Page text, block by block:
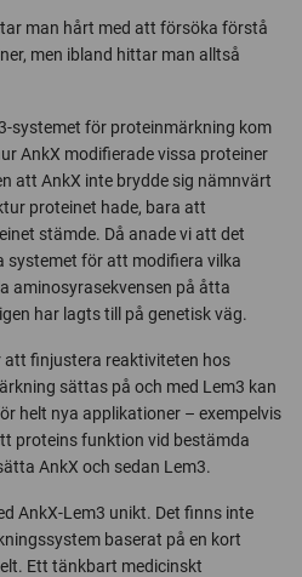
man hårt med att försöka förstå
men ibland hittar man alltså
systemet för proteinmärkning kom
AnkX modifierade vissa proteiner
att AnkX inte brydde sig nämnvärt
proteinet hade, bara att
stämde. Då anade vi att det
systemet för att modifiera vilka
aminosyrasekvensen på åtta
har lagts till på genetisk väg.
finjustera reaktiviteten hos
sättas på och med Lem3 kan
helt nya applikationer – exempelvis
proteins funktion vid bestämda
AnkX och sedan Lem3.
AnkX-Lem3 unikt. Det finns inte
baserat på en kort
Ett tänkbart medicinskt